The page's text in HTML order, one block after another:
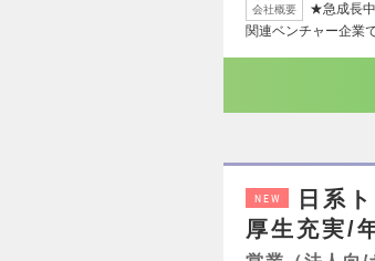
会社概要
★急成長
関連ベンチャー企業
NEW
日系
厚生充実/